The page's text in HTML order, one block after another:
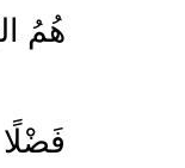
هُمُ